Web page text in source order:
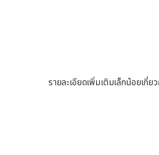
รายละเอียดเพิ่มเติมเล็กน้อยเกี่